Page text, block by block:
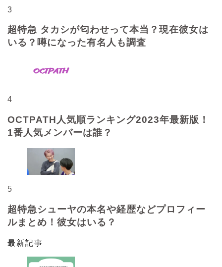
3
超特急 タカシが匂わせって本当？現在彼女は
いる？噂になった有名人も調査
4
OCTPATH人気順ランキング2023年最新版！
1番人気メンバーは誰？
5
超特急シューヤの本名や経歴などプロフィー
ルまとめ！彼女はいる？
最新記事